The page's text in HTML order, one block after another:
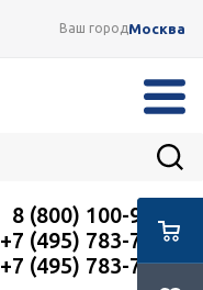
Ваш городМосква
8 (800) 100-91-12
+7 (495) 783-72-87
+7 (495) 783-72-87